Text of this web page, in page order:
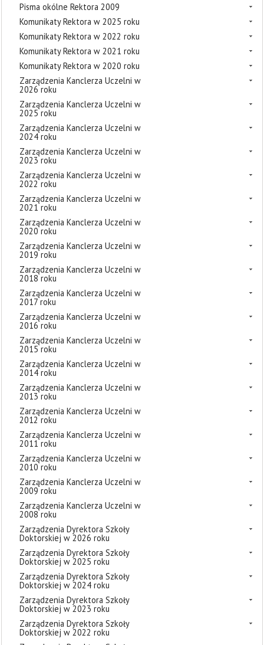
Pisma okólne Rektora 2009
Komunikaty Rektora w 2025 roku
Komunikaty Rektora w 2022 roku
Komunikaty Rektora w 2021 roku
Komunikaty Rektora w 2020 roku
Zarządzenia Kanclerza Uczelni w
2026 roku
Zarządzenia Kanclerza Uczelni w
2025 roku
Zarządzenia Kanclerza Uczelni w
2024 roku
Zarządzenia Kanclerza Uczelni w
2023 roku
Zarządzenia Kanclerza Uczelni w
2022 roku
Zarządzenia Kanclerza Uczelni w
2021 roku
Zarządzenia Kanclerza Uczelni w
2020 roku
Zarządzenia Kanclerza Uczelni w
2019 roku
Zarządzenia Kanclerza Uczelni w
2018 roku
Zarządzenia Kanclerza Uczelni w
2017 roku
Zarządzenia Kanclerza Uczelni w
2016 roku
Zarządzenia Kanclerza Uczelni w
2015 roku
Zarządzenia Kanclerza Uczelni w
2014 roku
Zarządzenia Kanclerza Uczelni w
2013 roku
Zarządzenia Kanclerza Uczelni w
2012 roku
Zarządzenia Kanclerza Uczelni w
2011 roku
Zarządzenia Kanclerza Uczelni w
2010 roku
Zarządzenia Kanclerza Uczelni w
2009 roku
Zarządzenia Kanclerza Uczelni w
2008 roku
Zarządzenia Dyrektora Szkoły
Doktorskiej w 2026 roku
Zarządzenia Dyrektora Szkoły
Doktorskiej w 2025 roku
Zarządzenia Dyrektora Szkoły
Doktorskiej w 2024 roku
Zarządzenia Dyrektora Szkoły
Doktorskiej w 2023 roku
Zarządzenia Dyrektora Szkoły
Doktorskiej w 2022 roku